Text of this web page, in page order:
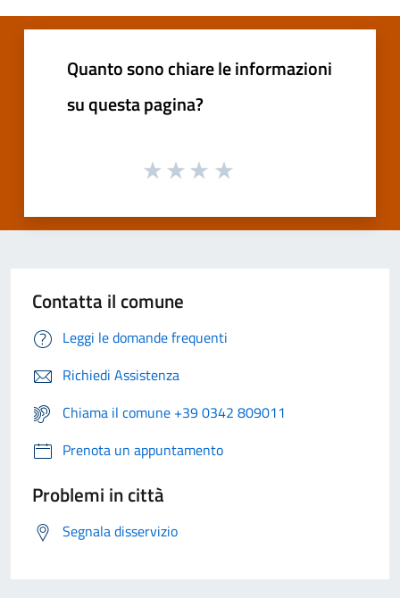
Quanto sono chiare le informazioni
su questa pagina?
Contatta il comune
Leggi le domande frequenti
Richiedi Assistenza
Chiama il comune +39 0342 809011
Prenota un appuntamento
Problemi in città
Segnala disservizio